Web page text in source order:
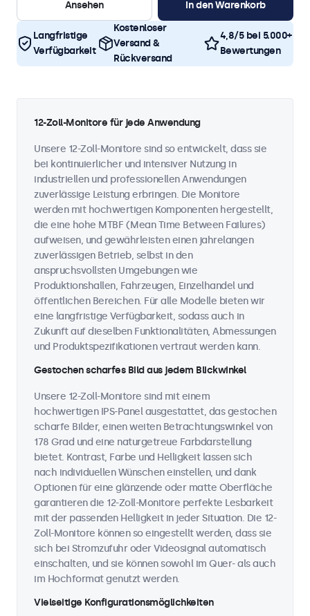
Ansehen In den Warenkorb
Langfristige
Verfügbarkeit
Kostenloser
Versand &
Rückversand
4,8/5 bei 5.000+
Bewertungen
12-Zoll-Monitore für jede Anwendung
Unsere 12-Zoll-Monitore sind so entwickelt, dass sie
bei kontinuierlicher und intensiver Nutzung in
industriellen und professionellen Anwendungen
zuverlässige Leistung erbringen. Die Monitore
werden mit hochwertigen Komponenten hergestellt,
die eine hohe MTBF (Mean Time Between Failures)
aufweisen, und gewährleisten einen jahrelangen
zuverlässigen Betrieb, selbst in den
anspruchsvollsten Umgebungen wie
Produktionshallen, Fahrzeugen, Einzelhandel und
öffentlichen Bereichen. Für alle Modelle bieten wir
eine langfristige Verfügbarkeit, sodass auch in
Zukunft auf dieselben Funktionalitäten, Abmessungen
und Produktspezifikationen vertraut werden kann.
Gestochen scharfes Bild aus jedem Blickwinkel
Unsere 12-Zoll-Monitore sind mit einem
hochwertigen IPS-Panel ausgestattet, das gestochen
scharfe Bilder, einen weiten Betrachtungswinkel von
178 Grad und eine naturgetreue Farbdarstellung
bietet. Kontrast, Farbe und Helligkeit lassen sich
nach individuellen Wünschen einstellen, und dank
Optionen für eine glänzende oder matte Oberfläche
garantieren die 12-Zoll-Monitore perfekte Lesbarkeit
mit der passenden Helligkeit in jeder Situation. Die 12-
Zoll-Monitore können so eingestellt werden, dass sie
sich bei Stromzufuhr oder Videosignal automatisch
einschalten, und sie können sowohl im Quer- als auch
im Hochformat genutzt werden.
Vielseitige Konfigurationsmöglichkeiten